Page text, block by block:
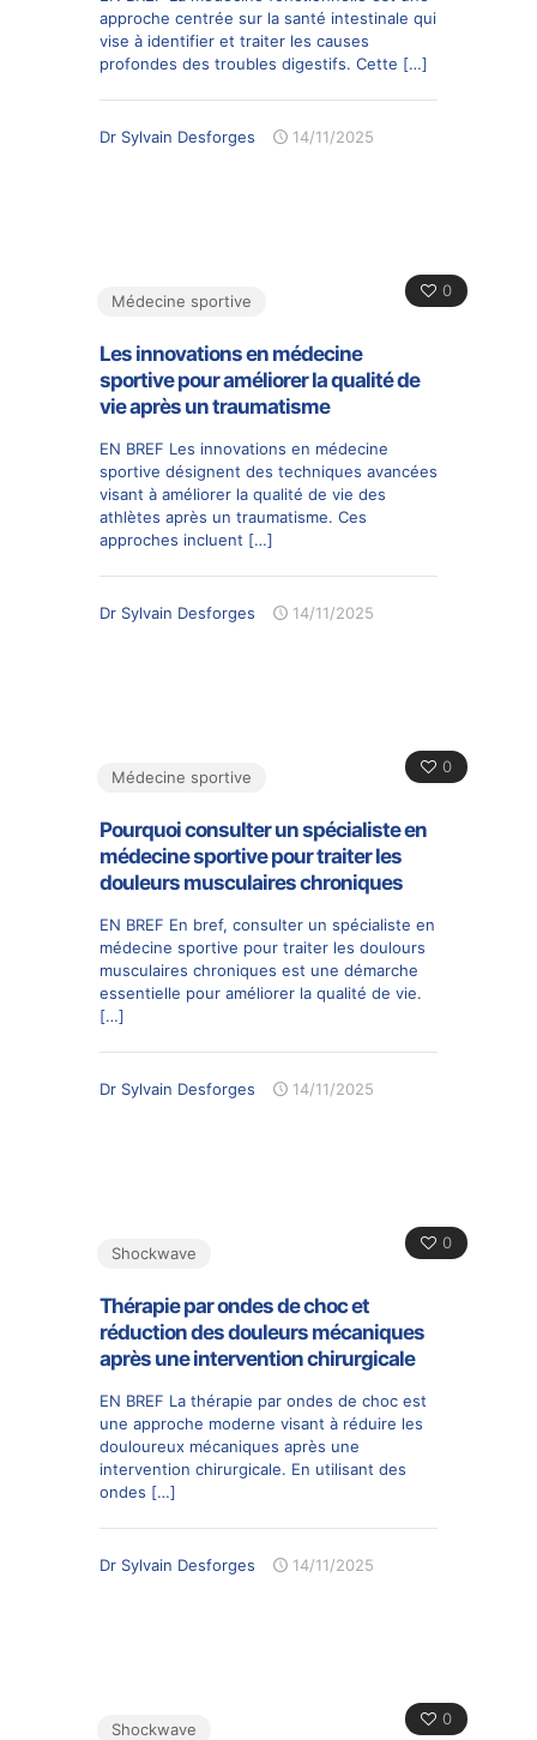
approche centrée sur la santé intestinale qui
vise à identifier et traiter les causes
profondes des troubles digestifs. Cette […]
Dr Sylvain Desforges 14/11/2025
0
Médecine sportive
Les innovations en médecine
sportive pour améliorer la qualité de
vie après un traumatisme
EN BREF Les innovations en médecine
sportive désignent des techniques avancées
visant à améliorer la qualité de vie des
athlètes après un traumatisme. Ces
approches incluent […]
Dr Sylvain Desforges 14/11/2025
0
Médecine sportive
Pourquoi consulter un spécialiste en
médecine sportive pour traiter les
douleurs musculaires chroniques
EN BREF En bref, consulter un spécialiste en
médecine sportive pour traiter les doulours
musculaires chroniques est une démarche
essentielle pour améliorer la qualité de vie.
[…]
Dr Sylvain Desforges 14/11/2025
0
Shockwave
Thérapie par ondes de choc et
réduction des douleurs mécaniques
après une intervention chirurgicale
EN BREF La thérapie par ondes de choc est
une approche moderne visant à réduire les
douloureux mécaniques après une
intervention chirurgicale. En utilisant des
ondes […]
Dr Sylvain Desforges 14/11/2025
0
Shockwave